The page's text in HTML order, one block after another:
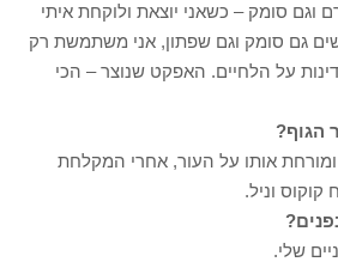
וגם סומק – כשאני יוצאת ולוקחת איתי
גם סומק וגם שפתון, אני משתמשת רק
על הלחיים. האפקט שנוצר – הכי
הגוף?
אותו על העור, אחרי המקלחת
קוקוס וניל.
שלי.